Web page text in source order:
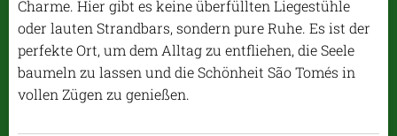
Charme. Hier gibt es keine überfüllten Liegestühle
oder lauten Strandbars, sondern pure Ruhe. Es ist der
perfekte Ort, um dem Alltag zu entfliehen, die Seele
baumeln zu lassen und die Schönheit São Tomés in
vollen Zügen zu genießen.